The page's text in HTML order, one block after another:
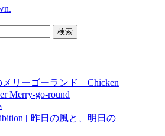
メリーゴーランド Chicken
Merry-go-round
[ 昨日の風と、明日の